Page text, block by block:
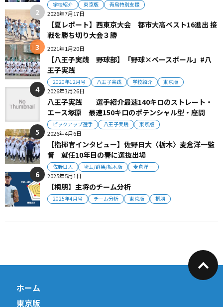
学校紹介 東京版 青鳥特別支援
2026年7月17日
【夏レポート】西東京大会 都市大高ベスト16進出 接
戦を勝ち切り大会３勝
2021年1月20日
【八王子実践 野球部】「野球×ベースボール」#八
王子実践
2020年12月号 八王子実践 学校紹介 東京版
2026年3月26日
八王子実践 選手紹介最速140キロのストレート・
エース塚原 最速150キロのポテンシャル型・座間
ピックアップ選手 八王子実践 東京版
2026年4月6日
【指揮官インタビュー】佐野日大〈栃木〉麦倉洋一監
督 就任10年目の春に選抜出場
佐野日大 埼玉/群馬/栃木版 麦倉洋一
2025年5月1日
【桐朋】主将のチーム分析
2025年4月号 チーム分析 東京版 桐朋
ホーム
東京版